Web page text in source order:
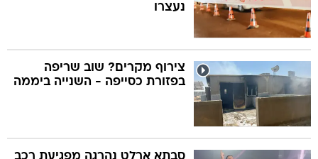
נעצרו
צירוף מקרים? שוב שריפה
בפזורת כסייפה - השנייה ביממה
סבתא ארלט נהרגה מפגיעת רכב